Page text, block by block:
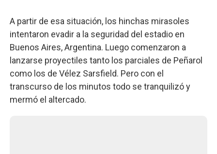
A partir de esa situación, los hinchas mirasoles
intentaron evadir a la seguridad del estadio en
Buenos Aires, Argentina. Luego comenzaron a
lanzarse proyectiles tanto los parciales de Peñarol
como los de Vélez Sarsfield. Pero con el
transcurso de los minutos todo se tranquilizó y
mermó el altercado.